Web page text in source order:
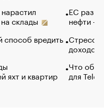
склады
способ вредить
яхт и квартир
ЕС
нефти —
Стресс
доходов
Что
для